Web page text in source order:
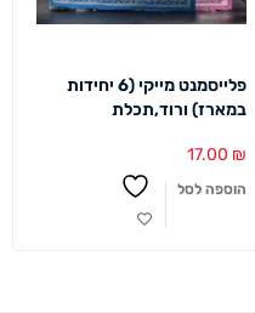
פלייסמנט מייקי (6 יחידות
במארז) ורוד,תכלת
17.00 ₪
הוספה לסל